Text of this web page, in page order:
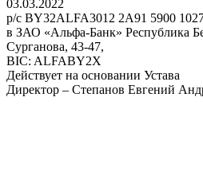
03.03.2022
р/с BY32ALFA3012 2A91 5900
в ЗАО «Альфа-Банк» Республика
Сурганова, 43-47,
BIC: ALFABY2X
Действует на основании Устава
Директор – Степанов Евгений